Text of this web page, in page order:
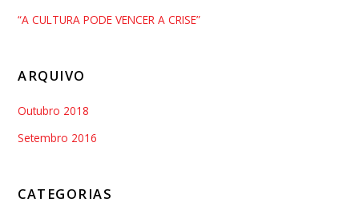
“A CULTURA PODE VENCER A CRISE”
ARQUIVO
Outubro 2018
Setembro 2016
CATEGORIAS